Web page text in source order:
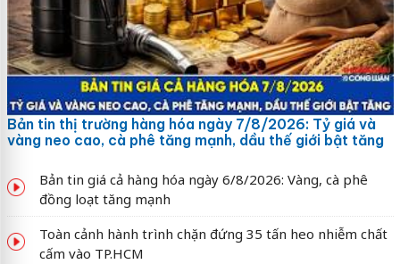
Bản tin thị trường hàng hóa ngày 7/8/2026: Tỷ giá và
vàng neo cao, cà phê tăng mạnh, dầu thế giới bật tăng
Bản tin giá cả hàng hóa ngày 6/8/2026: Vàng, cà phê
đồng loạt tăng mạnh
Toàn cảnh hành trình chặn đứng 35 tấn heo nhiễm chất
cấm vào TP.HCM